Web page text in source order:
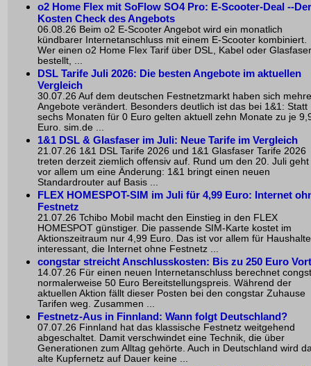
o2 Home Flex mit SoFlow SO4 Pro: E-Scooter-Deal --Der
Kosten Check des Angebots
06.08.26 Beim o2 E-Scooter Angebot wird ein monatlich
kündbarer Internetanschluss mit einem E-Scooter kombiniert.
Wer einen o2 Home Flex Tarif über DSL, Kabel oder Glasfaser
bestellt, ...
DSL Tarife Juli 2026: Die besten Angebote im aktuellen
Vergleich
30.07.26 Auf dem deutschen Festnetzmarkt haben sich
Angebote verändert. Besonders deutlich ist das bei 1&1: Statt
sechs Monaten für 0 Euro gelten aktuell zehn Monate zu je
Euro. sim.de ...
1&1 DSL & Glasfaser im Juli: Neue Tarife im Vergleich
21.07.26 1&1 DSL Tarife 2026 und 1&1 Glasfaser Tarife 2026
treten derzeit ziemlich offensiv auf. Rund um den 20. Juli geht
vor allem um eine Änderung: 1&1 bringt einen neuen
Standardrouter auf Basis ...
FLEX HOMESPOT-SIM im Juli für 4,99 Euro: Internet
Festnetz
21.07.26 Tchibo Mobil macht den Einstieg in den FLEX
HOMESPOT günstiger. Die passende SIM-Karte kostet im
Aktionszeitraum nur 4,99 Euro. Das ist vor allem für Haushalte
interessant, die Internet ohne Festnetz ...
congstar streicht Anschlusskosten: Bis zu 250 Euro
14.07.26 Für einen neuen Internetanschluss berechnet
normalerweise 50 Euro Bereitstellungspreis. Während der
aktuellen Aktion fällt dieser Posten bei den congstar Zuhause
Tarifen weg. Zusammen ...
Festnetz-Aus in Finnland: Wann folgt Deutschland?
07.07.26 Finnland hat das klassische Festnetz weitgehend
abgeschaltet. Damit verschwindet eine Technik, die über
Generationen zum Alltag gehörte. Auch in Deutschland wird
alte Kupfernetz auf Dauer keine ...